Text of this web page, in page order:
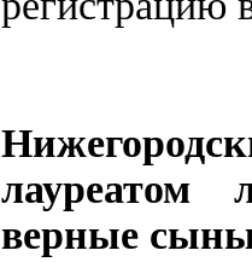
лауреатом
верные